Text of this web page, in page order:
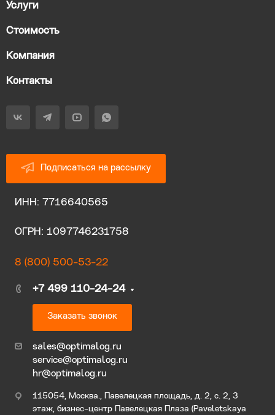
Услуги
Стоимость
Компания
Контакты
Подписаться на рассылку
ИНН: 7716640565
ОГРН: 1097746231758
8 (800) 500-53-22
+7 499 110-24-24
Заказать звонок
sales@optimalog.ru
service@optimalog.ru
hr@optimalog.ru
115054, Москва., Павелецкая площадь, д. 2, с. 2, 3
этаж, бизнес-центр Павелецкая Плаза (Paveletskaya